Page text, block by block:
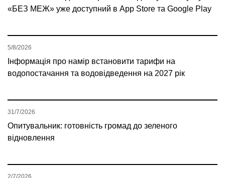
«БЕЗ МЕЖ» уже доступний в App Store та Google Play
Інформація про намір встановити тарифи на
водопостачання та водовідведення на 2027 рік
5/8/2026
Опитувальник: готовність громад до зеленого
відновлення
31/7/2026